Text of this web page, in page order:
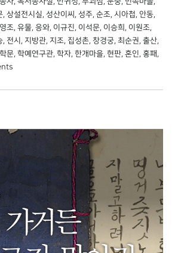
상설전시실 성산이씨 성주 순조 시아첩 안동
영조 유물 응와 이규진 이석문 이승희 이원조
전시 지방관 지조 집성촌 창경궁 최순권 출산
학문 학예연구관 학자 한개마을 현판 혼인 홍패